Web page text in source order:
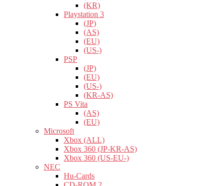
(KR)
Playstation 3
(JP)
(AS)
(EU)
(US-)
PSP
(JP)
(EU)
(US-)
(KR-AS)
PS Vita
(AS)
(EU)
Microsoft
Xbox (ALL)
Xbox 360 (JP-KR-AS)
Xbox 360 (US-EU-)
NEC
Hu-Cards